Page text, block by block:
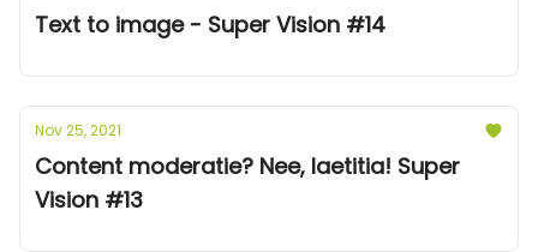
Text to image - Super Vision #14
Nov 25, 2021
Content moderatie? Nee, laetitia! Super
Vision #13